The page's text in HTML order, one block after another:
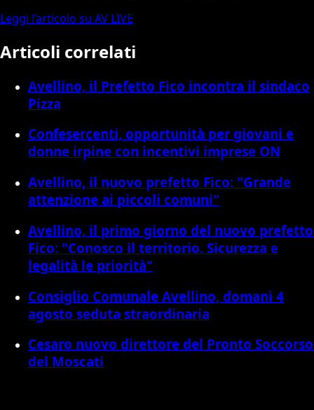
Leggi l’articolo su AV LIVE
Articoli correlati
Avellino, il Prefetto Fico incontra il sindaco
Pizza
Confesercenti, opportunità per giovani e
donne irpine con incentivi imprese ON
Avellino, il nuovo prefetto Fico: "Grande
attenzione ai piccoli comuni"
Avellino, il primo giorno del nuovo prefetto
Fico: "Conosco il territorio. Sicurezza e
legalità le priorità"
Consiglio Comunale Avellino, domani 4
agosto seduta straordinaria
Cesaro nuovo direttore del Pronto Soccorso
del Moscati